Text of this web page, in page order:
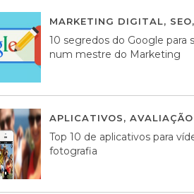
MARKETING DIGITAL, SEO,
10 segredos do Google para
num mestre do Marketing
APLICATIVOS, AVALIAÇÃO
Top 10 de aplicativos para
fotografia